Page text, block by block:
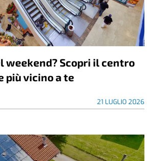
weekend? Scopri il centro
più vicino a te
21 LUGLIO 2026